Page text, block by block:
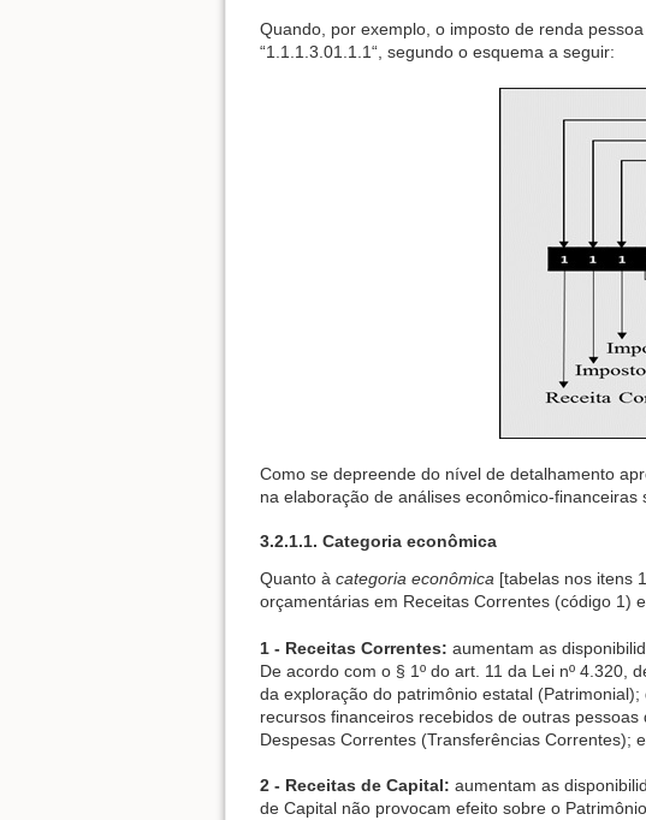
Quando, por exemplo, o imposto de renda
“1.1.1.3.01.1.1“, segundo o esquema a seguir:
Como se depreende do nível de detalhamento
na elaboração de análises econômico-financeiras
3.2.1.1. Categoria econômica
Quanto à categoria econômica [tabelas nos itens
orçamentárias em Receitas Correntes (código 1)
1 - Receitas Correntes: aumentam as
De acordo com o § 1º do art. 11 da Lei nº 4.320,
da exploração do patrimônio estatal
recursos financeiros recebidos de outras
Despesas Correntes (Transferências Correntes);
2 - Receitas de Capital: aumentam as
de Capital não provocam efeito sobre o